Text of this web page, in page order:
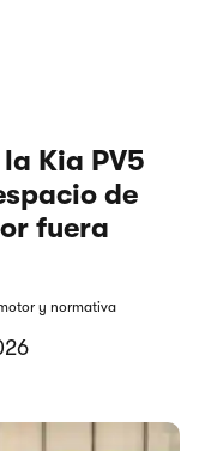
Kia PV5
de
fuera
y normativa